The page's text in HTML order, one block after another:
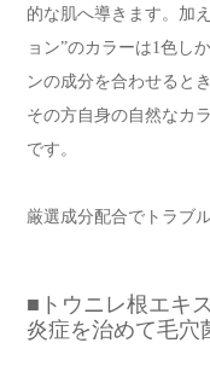
的な肌へ導きます。加
ョン”のカラーは1色し
ンの成分を合わせると
その方自身の自然なカ
です。
厳選成分配合でトラブ
■トウニレ根エキス
炎症を治めて毛穴